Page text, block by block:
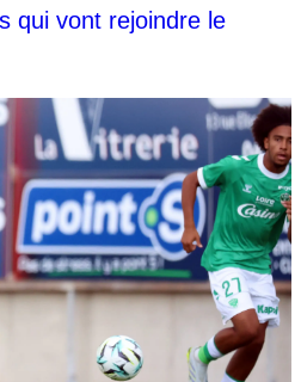
qui vont rejoindre le